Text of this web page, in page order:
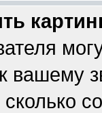
вашему